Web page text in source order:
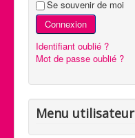
Se souvenir de moi
Connexion
Identifiant oublié ?
Mot de passe oublié ?
Menu utilisateur